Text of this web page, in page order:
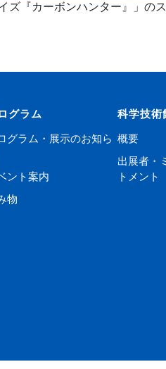
ズ『カーボンハンター』」の
グラム
グラム・展示のお知ら
ント案内
物
科学技術
概要
出展者・
トメント